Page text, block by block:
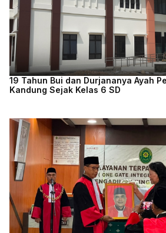
19 Tahun Bui dan Durjananya Ayah
Kandung Sejak Kelas 6 SD